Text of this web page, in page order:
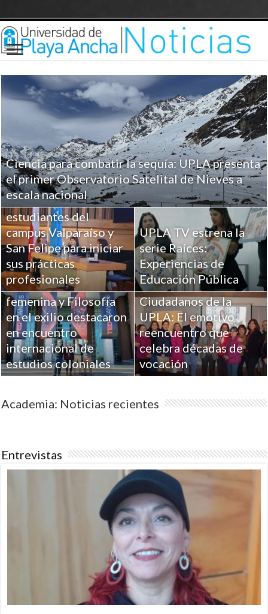
Ciencia para combatir la sequía: UPLA presenta
el primer Observatorio Satelital de Nieves a
escala nacional
UPLA entrega
herramientas clave a
más de 100
estudiantes del
campus Valparaíso y
San Felipe para iniciar
sus prácticas
profesionales
UPLA TV estrena la
serie Raíces:
Experiencias de
Educación Pública
Investigaciones UPLA
sobre Religiosidad
femenina y Filosofía
en el exilio destacaron
en encuentro
internacional de
estudios coloniales
Ciudadanos de la
UPLA: El emotivo
reencuentro que
celebra décadas de
vocación
Academia: Noticias recientes
Entrevistas